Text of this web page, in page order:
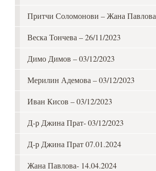
Притчи Соломонови – Жана Павлова
Веска Тончева – 26/11/2023
Димо Димов – 03/12/2023
Мерилин Адемова – 03/12/2023
Иван Кисов – 03/12/2023
Д-р Джина Прат- 03/12/2023
Д-р Джина Прат 07.01.2024
Жана Павлова- 14.04.2024